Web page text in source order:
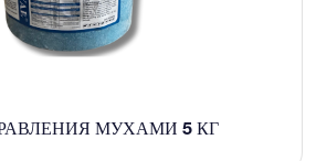
МУХАМИ 5 КГ